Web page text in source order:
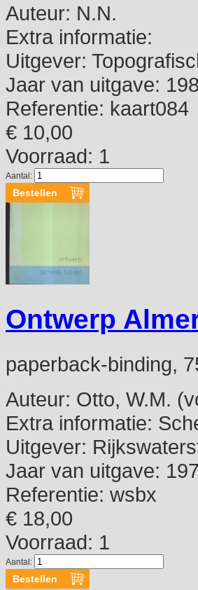
Auteur: N.N.
Extra informatie:
Uitgever:
Jaar van uitgave:
Referentie: kaart084
€ 10,00
Voorraad: 1
Aantal:
Ontwerp
paperback-binding,
Auteur: Otto, W.M.
Extra informatie:
Uitgever:
Jaar van uitgave:
Referentie: wsbx
€ 18,00
Voorraad: 1
Aantal: